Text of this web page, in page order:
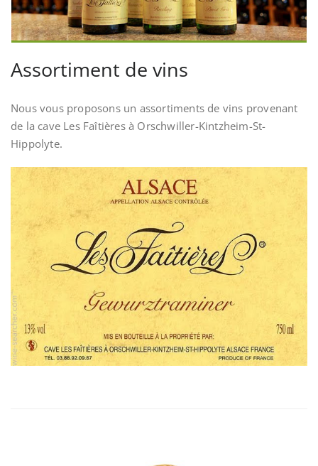
Assortiment de vins
Nous vous proposons un assortiments de vins provenant
de la cave Les Faîtières à Orschwiller-Kintzheim-St-
Hippolyte.